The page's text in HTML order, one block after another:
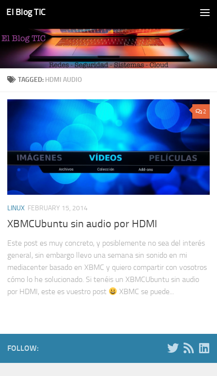
Skip to content
El Blog TIC
TAGGED: HDMI AUDIO
2
LINUX FEBRUARY 15, 2014
XBMCUbuntu sin audio por HDMI
Este post es muy concreto, y posiblemente no sea del interés
general, sin embargo llevo una semana sin sonido en mi
mediacenter basado en XBMC y quiero compartir con vosotros
cómo lo he solucionado. Si tenéis un XBMCUbuntu sin audio
por HDMI, este es vuestro post
XBMC se puede...
FOLLOW: